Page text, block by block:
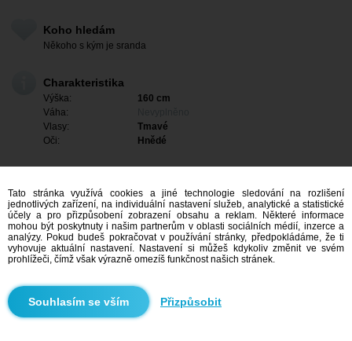
Koho hledám
Někoho s kým je sranda
Charakteristika
Výška:
160 cm
Váha:
Vlasy:
Tmavé
Oči:
Hnědé
Mám zájem
Tato stránka využívá cookies a jiné technologie sledování na rozlišení
jednotlivých zařízení, na individuální nastavení služeb, analytické a statistické
účely a pro přizpůsobení zobrazení obsahu a reklam. Některé informace
mohou být poskytnuty i našim partnerům v oblasti sociálních médií, inzerce a
analýzy. Pokud budeš pokračovat v používání stránky, předpokládáme, že ti
vyhovuje aktuální nastavení. Nastavení si můžeš kdykoliv změnit ve svém
prohlížeči, čímž však výrazně omezíš funkčnost našich stránek.
Přizpůsobit